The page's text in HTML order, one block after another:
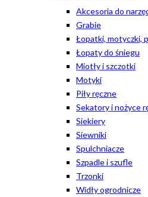
Akcesoria do
Grabie
Łopatki, motyczki,
Łopaty do śniegu
Miotły i szczotki
Motyki
Piły ręczne
Sekatory i nożyce
Siekiery
Siewniki
Spulchniacze
Szpadle i szufle
Trzonki
Widły ogrodnicze